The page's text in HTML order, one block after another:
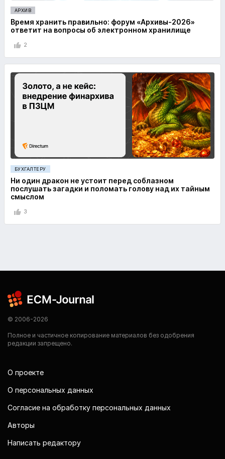
АРХИВ
Время хранить правильно: форум «Архивы-2026»
ответит на вопросы об электронном хранилище
2
БУХГАЛТЕРУ
Ни один дракон не устоит перед соблазном
послушать загадки и поломать голову над их тайным
смыслом
3
© 2006-2026
Полное и частичное копирование материалов без одобрения
редакции запрещено.
О проекте
О персональных данных
Согласие на обработку персональных данных
Авторы
Написать редактору